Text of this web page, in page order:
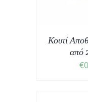
Κουτί
από
€